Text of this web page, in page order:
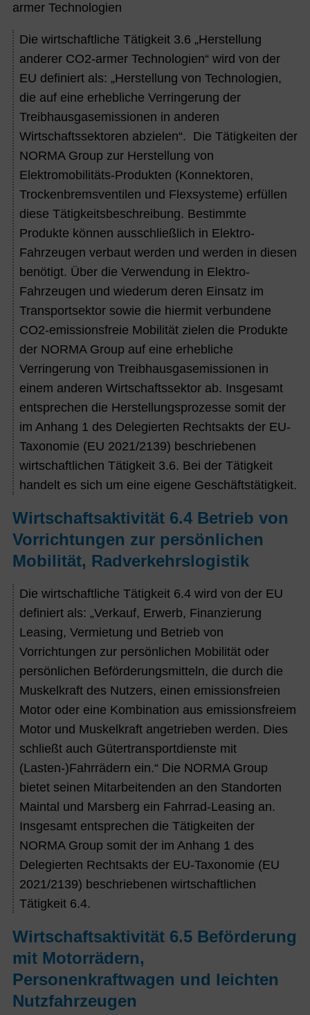
armer Technologien
Die wirtschaftliche Tätigkeit 3.6 „Herstellung
anderer CO2-armer Technologien“ wird von der
EU definiert als: „Herstellung von Technologien,
die auf eine erhebliche Verringerung der
Treibhausgasemissionen in anderen
Wirtschaftssektoren abzielen“. Die Tätigkeiten der
NORMA Group zur Herstellung von
Elektromobilitäts-Produkten (Konnektoren,
Trockenbremsventilen und Flexsysteme) erfüllen
diese Tätigkeitsbeschreibung. Bestimmte
Produkte können ausschließlich in Elektro-
Fahrzeugen verbaut werden und werden in diesen
benötigt. Über die Verwendung in Elektro-
Fahrzeugen und wiederum deren Einsatz im
Transportsektor sowie die hiermit verbundene
CO2-emissionsfreie Mobilität zielen die Produkte
der NORMA Group auf eine erhebliche
Verringerung von Treibhausgasemissionen in
einem anderen Wirtschaftssektor ab. Insgesamt
entsprechen die Herstellungsprozesse somit der
im Anhang 1 des Delegierten Rechtsakts der EU-
Taxonomie (EU 2021/2139) beschriebenen
wirtschaftlichen Tätigkeit 3.6. Bei der Tätigkeit
handelt es sich um eine eigene Geschäftstätigkeit.
Wirtschaftsaktivität 6.4 Betrieb von
Vorrichtungen zur persönlichen
Mobilität, Radverkehrslogistik
Die wirtschaftliche Tätigkeit 6.4 wird von der EU
definiert als: „Verkauf, Erwerb, Finanzierung
Leasing, Vermietung und Betrieb von
Vorrichtungen zur persönlichen Mobilität oder
persönlichen Beförderungsmitteln, die durch die
Muskelkraft des Nutzers, einen emissionsfreien
Motor oder eine Kombination aus emissionsfreiem
Motor und Muskelkraft angetrieben werden. Dies
schließt auch Gütertransportdienste mit
(Lasten-)Fahrrädern ein.“ Die NORMA Group
bietet seinen Mitarbeitenden an den Standorten
Maintal und Marsberg ein Fahrrad-Leasing an.
Insgesamt entsprechen die Tätigkeiten der
NORMA Group somit der im Anhang 1 des
Delegierten Rechtsakts der EU-Taxonomie (EU
2021/2139) beschriebenen wirtschaftlichen
Tätigkeit 6.4.
Wirtschaftsaktivität 6.5 Beförderung
mit Motorrädern,
Personenkraftwagen und leichten
Nutzfahrzeugen